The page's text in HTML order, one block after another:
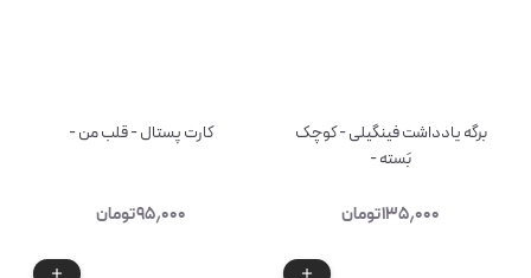
برگه یادداشت فینگیلی - کوچک
بَسته -
۱۳۵٫۰۰۰تومان
کارت پستال - قلب من -
۹۵٫۰۰۰تومان